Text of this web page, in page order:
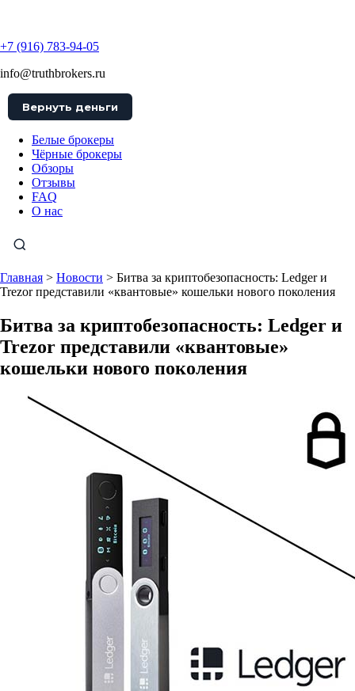
+7 (916) 783-94-05
info@truthbrokers.ru
Вернуть деньги
Белые брокеры
Чёрные брокеры
Обзоры
Отзывы
FAQ
О нас
Главная > Новости > Битва за криптобезопасность: Ledger и
Trezor представили «квантовые» кошельки нового поколения
Битва за криптобезопасность: Ledger и
Trezor представили «квантовые»
кошельки нового поколения